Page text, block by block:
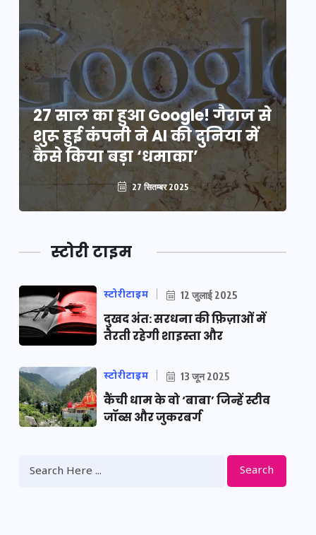
27 साल का हुआ Google! गैराज से
शुरू हुई कंपनी ने AI की दुनिया में
कैसे किया बड़ा ‘धमाका’
27 सितम्बर 2025
स्टोरी टाइम
स्टोरीटाइम 12 जुलाई 2025
दुखद अंत: सरधना की फ़िज़ाओं में
तैरती रहेगी शाइस्ता और
स्टोरीटाइम 13 जून 2025
कैंची धाम के वो ‘बाबा’ जिन्हें स्टीव
जॉब्स और जुकरबर्ग
Search